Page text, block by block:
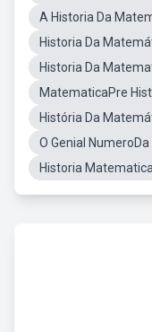
A Historia Da
Historia Da
Historia Da
MatematicaPre
História Da
O Genial
Historia